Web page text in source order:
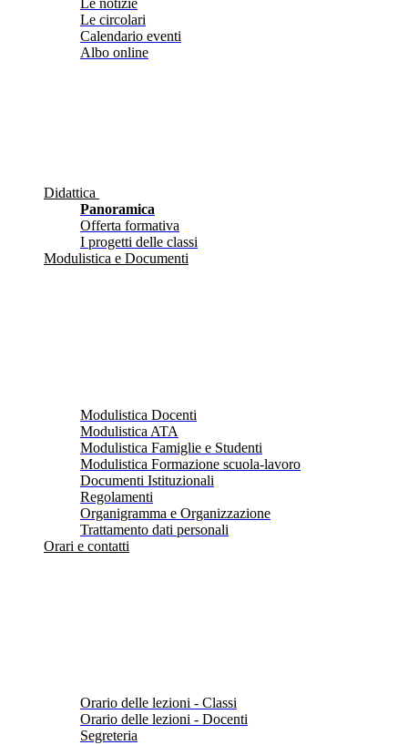
Le notizie
Le circolari
Calendario eventi
Albo online
Didattica
Panoramica
Offerta formativa
I progetti delle classi
Modulistica e Documenti
Modulistica Docenti
Modulistica ATA
Modulistica Famiglie e Studenti
Modulistica Formazione scuola-lavoro
Documenti Istituzionali
Regolamenti
Organigramma e Organizzazione
Trattamento dati personali
Orari e contatti
Orario delle lezioni - Classi
Orario delle lezioni - Docenti
Segreteria